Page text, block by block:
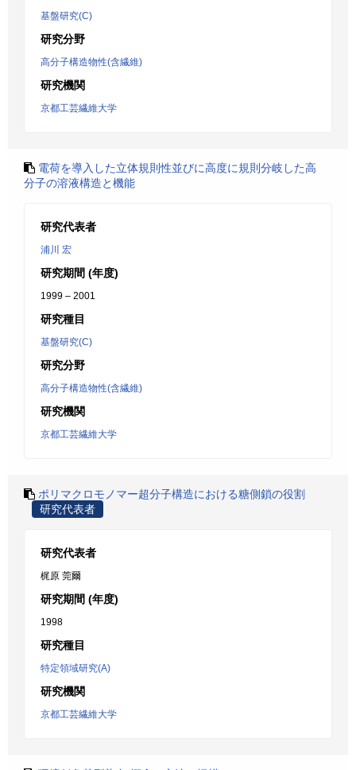
基盤研究(C)
研究分野
高分子構造物性(含繊維)
研究機関
京都工芸繊維大学
電荷を導入した立体規則性並びに高度に規則分岐した高
分子の溶液構造と機能
研究代表者
浦川 宏
研究期間 (年度)
1999 – 2001
研究種目
基盤研究(C)
研究分野
高分子構造物性(含繊維)
研究機関
京都工芸繊維大学
ポリマクロモノマー超分子構造における糖側鎖の役割
研究代表者
研究代表者
梶原 莞爾
研究期間 (年度)
1998
研究種目
特定領域研究(A)
研究機関
京都工芸繊維大学